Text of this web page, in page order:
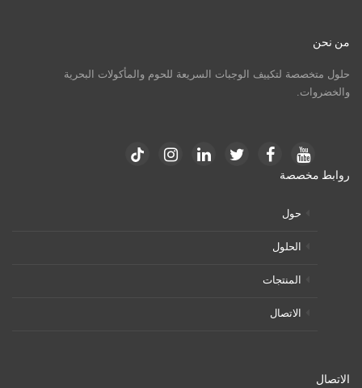
من نحن
حلول متخصصة لتكييف الوجبات السريعة للحوم والمأكولات البحرية
والخضروات.
روابط مخصصة
حول
الحلول
المنتجات
الاتصال
الاتصال